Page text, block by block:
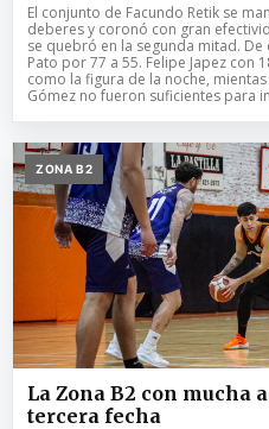
El conjunto de Facundo Retik se
deberes y coronó con gran
se quebró en la segunda mitad.
Pato por 77 a 55. Felipe Japez con
como la figura de la noche,
Gómez no fueron suficientes para
ZONA B2
La Zona B2 con mucha
tercera fecha